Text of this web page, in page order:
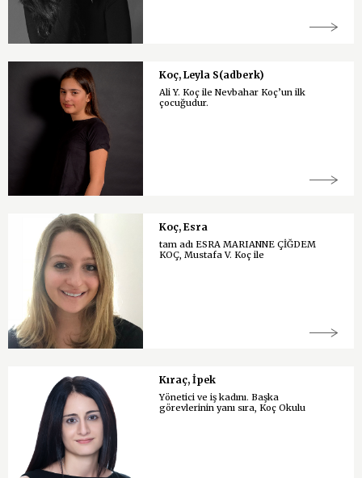
Koç, Leyla S(adberk)
Ali Y. Koç ile Nevbahar Koç’un ilk
çocuğudur.
Koç, Esra
tam adı ESRA MARIANNE ÇİĞDEM
KOÇ, Mustafa V. Koç ile
Kıraç, İpek
Yönetici ve iş kadını. Başka
görevlerinin yanı sıra, Koç Okulu